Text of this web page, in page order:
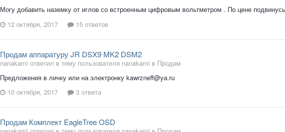
Могу добавить наземку от иглов со встроенным цифровым вольтметром . По цене
12 октября, 2017
15 ответов
Продам аппаратуру JR DSX9 MK2 DSM2
nanakami ответил в тему пользователя nanakami в Продам
Предложения в личку или на электронку kawrzneff@ya.ru
10 октября, 2017
3 ответа
Продам Комплект EagleTree OSD